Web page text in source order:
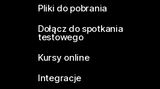
Pliki do pobrania
Dołącz do spotkania
testowego
Kursy online
Integracje